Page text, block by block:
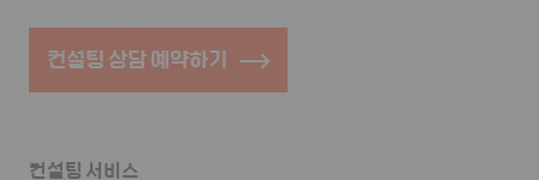
컨설팅 상담 예약하기
컨설팅 서비스